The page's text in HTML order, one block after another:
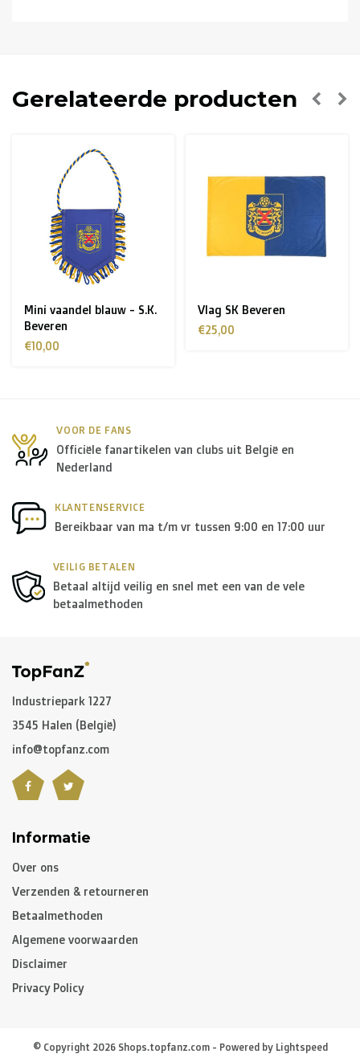
Gerelateerde producten
Mini vaandel blauw - S.K.
Beveren
€10,00
Vlag SK Beveren
€25,00
VOOR DE FANS
Officiële fanartikelen van clubs uit België en
Nederland
KLANTENSERVICE
Bereikbaar van ma t/m vr tussen 9:00 en 17:00 uur
VEILIG BETALEN
Betaal altijd veilig en snel met een van de vele
betaalmethoden
Industriepark 1227
3545 Halen (België)
info@topfanz.com
Informatie
Over ons
Verzenden & retourneren
Betaalmethoden
Algemene voorwaarden
Disclaimer
Privacy Policy
© Copyright 2026 Shops.topfanz.com - Powered by Lightspeed